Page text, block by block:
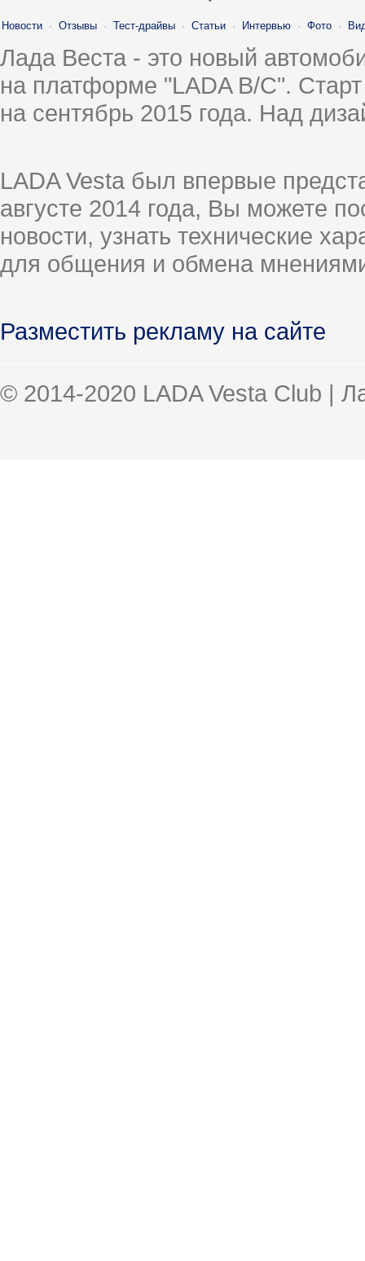
Новости · Отзывы · Тест-драйвы · Статьи · Интервью · Фото ·
Лада Веста - это новый
на платформе "LADA B/C".
на сентябрь 2015 года. Над
LADA Vesta был впервые
августе 2014 года, Вы можете
новости, узнать технические
для общения и обмена
Разместить рекламу на сайте
© 2014-2020 LADA Vesta Club |